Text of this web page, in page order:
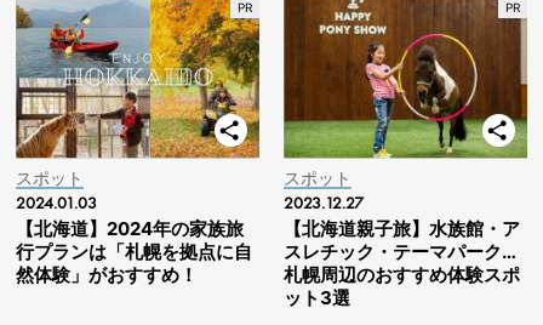
スポット
2024.01.03
【北海道】2024年の家族旅
行プランは「札幌を拠点に自
然体験」がおすすめ！
スポット
2023.12.27
【北海道親子旅】水族館・ア
スレチック・テーマパーク…
札幌周辺のおすすめ体験スポ
ット3選